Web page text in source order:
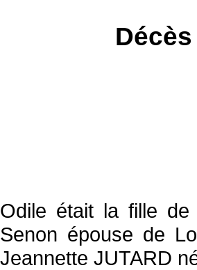
Odile était la fille
Senon épouse de
Jeannette JUTARD